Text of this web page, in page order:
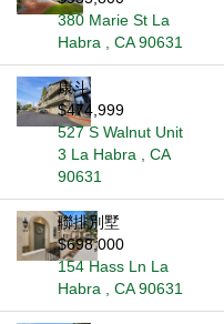
380 Marie St La
Habra , CA 90631
康斗
$474,999
527 S Walnut Unit
3 La Habra , CA
90631
聯排別墅
$698,000
154 Hass Ln La
Habra , CA 90631